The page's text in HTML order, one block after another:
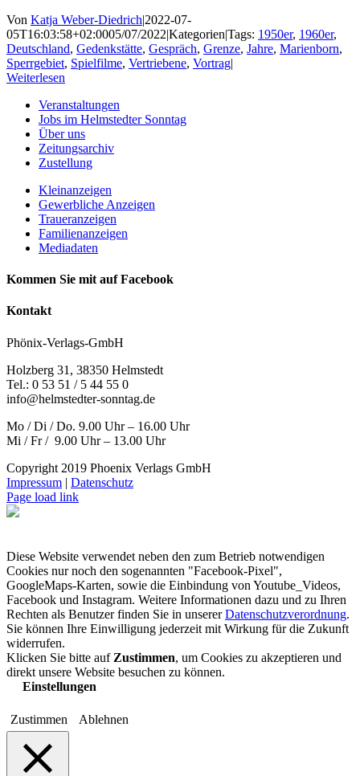
Von Katja Weber-Diedrich|2022-07-
05T16:03:58+02:0005/07/2022|Kategorien|Tags: 1950er, 1960er,
Deutschland, Gedenkstätte, Gespräch, Grenze, Jahre, Marienborn,
Sperrgebiet, Spielfilme, Vertriebene, Vortrag|
Weiterlesen
Veranstaltungen
Jobs im Helmstedter Sonntag
Über uns
Zeitungsarchiv
Zustellung
Kleinanzeigen
Gewerbliche Anzeigen
Traueranzeigen
Familienanzeigen
Mediadaten
Kommen Sie mit auf Facebook
Kontakt
Phönix-Verlags-GmbH
Holzberg 31, 38350 Helmstedt
Tel.: 0 53 51 / 5 44 55 0
info@helmstedter-sonntag.de
Mo / Di / Do. 9.00 Uhr – 16.00 Uhr
Mi / Fr / 9.00 Uhr – 13.00 Uhr
Copyright 2019 Phoenix Verlags GmbH
Impressum | Datenschutz
Page load link
Diese Website verwendet neben den zum Betrieb notwendigen
Cookies nur noch den sogenannten "Facebook-Pixel",
GoogleMaps-Karten, sowie die Einbindung von Youtube_Videos,
Facebook und Instagram. Weitere Informationen dazu und zu Ihren
Rechten als Benutzer finden Sie in unsererDatenschutzverordnung.
Sie können Ihre Einwilligung jederzeit mit Wirkung für die Zukunft
widerrufen.
Klicken Sie bitte auf Zustimmen, um Cookies zu akzeptieren und
direkt unsere Website besuchen zu können.
Einstellungen
Zustimmen Ablehnen